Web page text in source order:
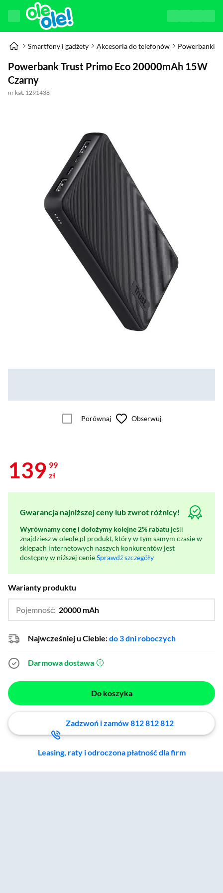
Smartfony i gadżety Akcesoria do telefonów Powerbanki
Powerbank Trust Primo Eco 20000mAh 15W
Czarny
nr kat. 1291438
Porównaj Obserwuj
139 99
zł
Gwarancja najniższej ceny lub zwrot różnicy!
Wyrównamy cenę i dołożymy kolejne 2% rabatu jeśli
znajdziesz w oleole.pl produkt, który w tym samym czasie w
sklepach internetowych naszych konkurentów jest
dostępny w niższej cenieSprawdź szczegóły
Warianty produktu
Pojemność: 20000 mAh
Najwcześniej u Ciebie:do 3 dni roboczych
Darmowa dostawa (otworzy się w nowym oknie)
Do koszyka
Zadzwoń i zamów 812 812 812
Leasing, raty i odroczona płatność dla firm